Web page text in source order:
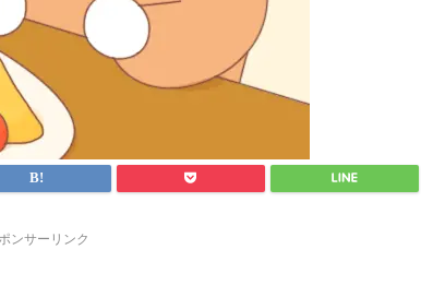
ンサーリンク